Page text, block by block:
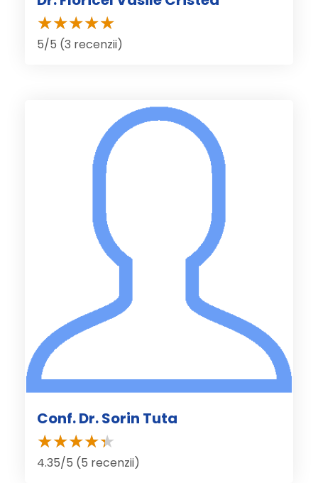
5/5 (3 recenzii)
Conf. Dr. Sorin Tuta
4.35/5 (5 recenzii)